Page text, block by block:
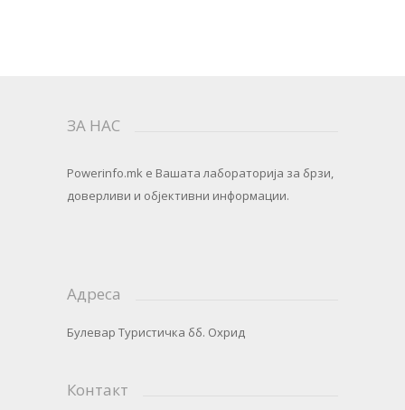
ЗА НАС
Powerinfo.mk e Вашата лабораторија за брзи,
доверливи и објективни информации.
Адреса
Булевар Туристичка бб. Охрид
Контакт